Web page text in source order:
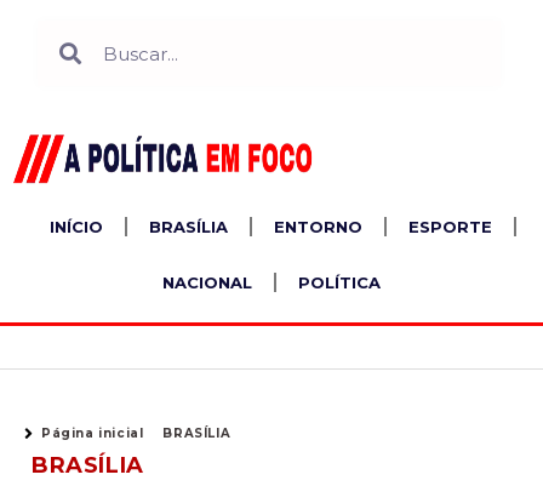
INÍCIO BRASÍLIA ENTORNO ESPORTE
NACIONAL POLÍTICA
Página inicial BRASÍLIA
BRASÍLIA